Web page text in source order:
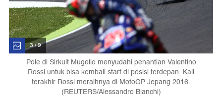
3 / 9
Pole di Sirkuit Mugello menyudahi penantian Valentino
Rossi untuk bisa kembali start di posisi terdepan. Kali
terakhir Rossi meraihnya di MotoGP Jepang 2016.
(REUTERS/Alessandro Bianchi)